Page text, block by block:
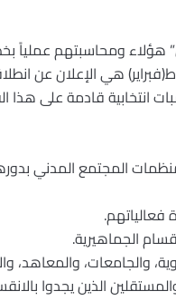
ومحاسبتهم عملياً
هي الإعلان عن
قادمة على هذا
المجتمع المدني
الذين يجدوا